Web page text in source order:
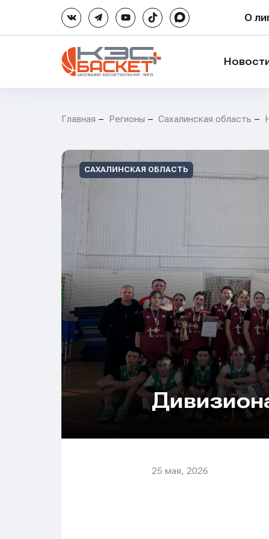
О
Главная Регионы Сахалинская область
САХАЛИНСКАЯ ОБЛАСТЬ
25 мая, 2026